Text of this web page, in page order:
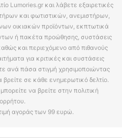
Lumories.gr και λάβετε εξαιρετικές
και φωτιστικών, ανεμιστήρων,
οικιακών προϊόντων, εκπτωτικά
ή πακέτα προώθησης, συστάσεις
και περιεχόμενο από πιθανούς
για κριτικές και συστάσεις
ανά πάσα στιγμή χρησιμοποιώντας
σε κάθε ενημερωτικό δελτίο.
να βρείτε στην πολιτική
αγοράς των 99 ευρώ.